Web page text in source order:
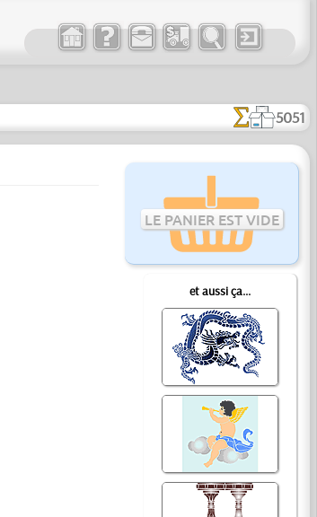
5051
LE PANIER EST VIDE
et aussi ça...